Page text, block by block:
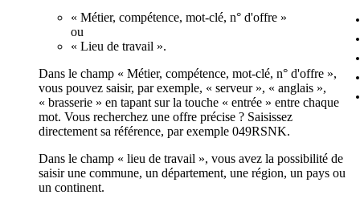
« Métier, compétence, mot-clé, n° d'offre »
ou
« Lieu de travail ».
Dans le champ « Métier, compétence, mot-clé, n° d'offre »,
vous pouvez saisir, par exemple, « serveur », « anglais »,
« brasserie » en tapant sur la touche « entrée » entre chaque
mot. Vous recherchez une offre précise ? Saisissez
directement sa référence, par exemple 049RSNK.
Dans le champ « lieu de travail », vous avez la possibilité de
saisir une commune, un département, une région, un pays ou
un continent.